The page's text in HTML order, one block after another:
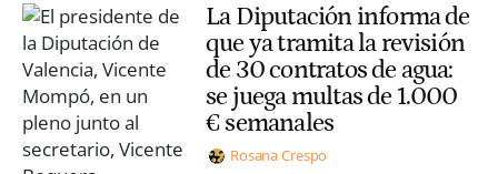
La Diputación informa de
que ya tramita la revisión
de 30 contratos de agua:
se juega multas de 1.000
€ semanales
Rosana Crespo